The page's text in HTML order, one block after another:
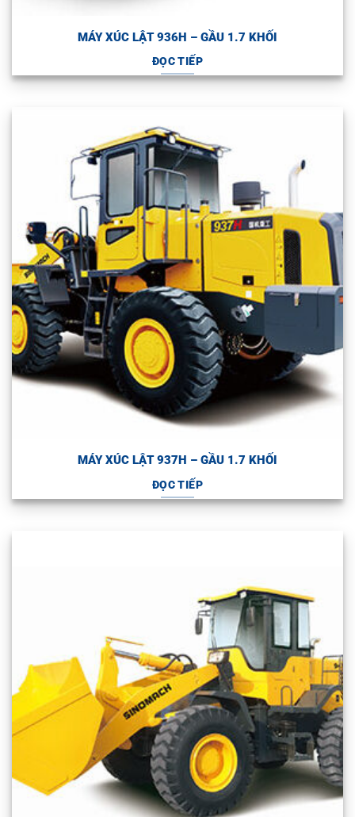
MÁY XÚC LẬT 936H – GẦU 1.7 KHỐI
ĐỌC TIẾP
MÁY XÚC LẬT 937H – GẦU 1.7 KHỐI
ĐỌC TIẾP